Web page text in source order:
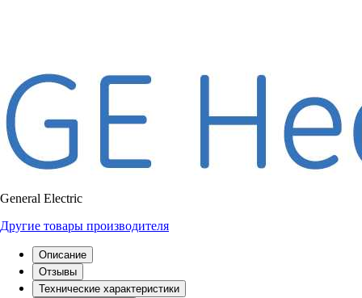
General Electric
Другие товары производителя
Описание
Отзывы
Технические характеристики